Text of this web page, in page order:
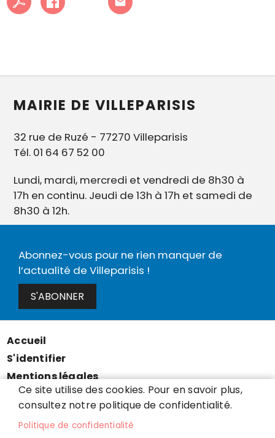
MAIRIE DE VILLEPARISIS
32 rue de Ruzé - 77270 Villeparisis
Tél. 01 64 67 52 00
Lundi, mardi, mercredi et vendredi de 8h30 à
17h en continu. Jeudi de 13h à 17h et samedi de
8h30 à 12h.
Abonnez-vous pour ne rien manquer de
l’actualité de Villeparisis !
S'ABONNER
Menu
Pied
de
page
Accueil
S'identifier
Mentions légales
Données personnelles
Accessibilité : partiellement conforme
Cookies
Ce site utilise des cookies. Pour en savoir plus,
consultez notre politique de confidentialité.
Politique de confidentialité